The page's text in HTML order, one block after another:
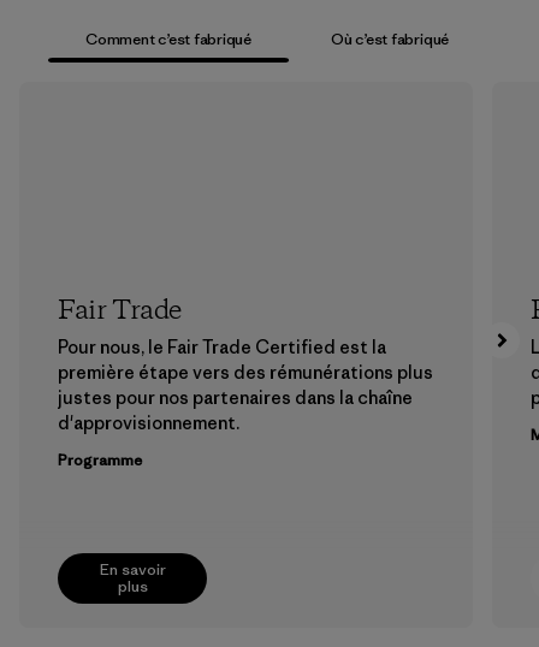
Comment c’est fabriqué Où c’est fabriqué
En savoir
plus
Fair Trade
Pour nous, le Fair Trade Certified est la
première étape vers des rémunérations plus
justes pour nos partenaires dans la chaîne
d'approvisionnement.
Programme